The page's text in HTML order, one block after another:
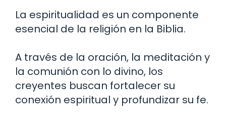
La espiritualidad es un componente
esencial de la religión en la Biblia.
A través de la oración, la meditación y
la comunión con lo divino, los
creyentes buscan fortalecer su
conexión espiritual y profundizar su fe.